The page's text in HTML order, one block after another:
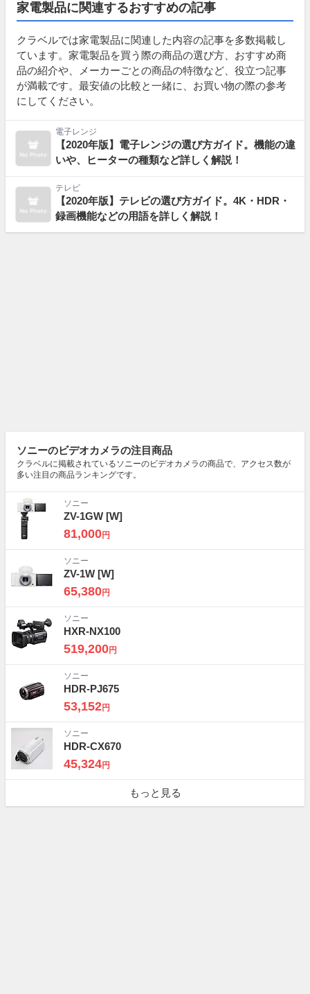
家電製品に関連するおすすめの記事
クラベルでは家電製品に関連した内容の記事を多数掲載し
ています。家電製品を買う際の商品の選び方、おすすめ商
品の紹介や、メーカーごとの商品の特徴など、役立つ記事
が満載です。最安値の比較と一緒に、お買い物の際の参考
にしてください。
電子レンジ
【2020年版】電子レンジの選び方ガイド。機能の違
いや、ヒーターの種類など詳しく解説！
テレビ
【2020年版】テレビの選び方ガイド。4K・HDR・
録画機能などの用語を詳しく解説！
ソニーのビデオカメラの注目商品
クラベルに掲載されているソニーのビデオカメラの商品で、アクセス数が
多い注目の商品ランキングです。
ソニー
ZV-1GW [W]
81,000円
ソニー
ZV-1W [W]
65,380円
ソニー
HXR-NX100
519,200円
ソニー
HDR-PJ675
53,152円
ソニー
HDR-CX670
45,324円
もっと見る